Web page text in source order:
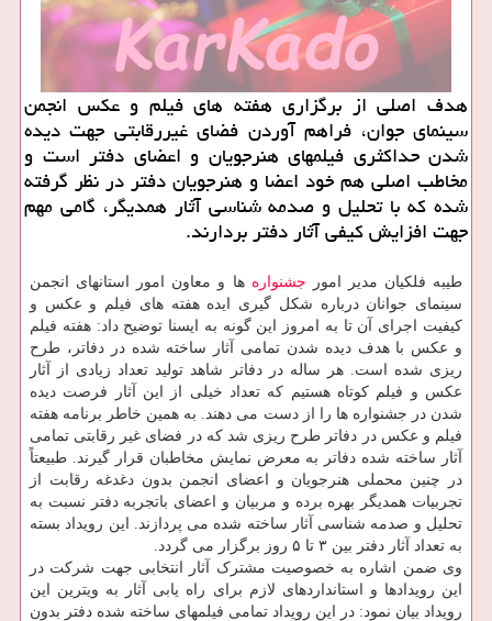
هدف اصلی از برگزاری هفته های فیلم و عکس انجمن
سینمای جوان، فراهم آوردن فضای غیررقابتی جهت دیده
شدن حداکثری فیلمهای هنرجویان و اعضای دفتر است و
مخاطب اصلی هم خود اعضا و هنرجویان دفتر در نظر گرفته
شده که با تحلیل و صدمه شناسی آثار همدیگر، گامی مهم
جهت افزایش کیفی آثار دفتر بردارند.
طیبه فلکیان مدیر امور جشنواره ها و معاون امور استانهای انجمن
سینمای جوانان درباره شکل گیری ایده هفته های فیلم و عکس و
کیفیت اجرای آن تا به امروز این گونه به ایسنا توضیح داد: هفته فیلم
و عکس با هدف دیده شدن تمامی آثار ساخته شده در دفاتر، طرح
ریزی شده است. هر ساله در دفاتر شاهد تولید تعداد زیادی از آثار
عکس و فیلم کوتاه هستیم که تعداد خیلی از این آثار فرصت دیده
شدن در جشنواره ها را از دست می دهند. به همین خاطر برنامه هفته
فیلم و عکس در دفاتر طرح ریزی شد که در فضای غیر رقابتی تمامی
آثار ساخته شده دفاتر به معرض نمایش مخاطبان قرار گیرند. طبیعتاً
در چنین محملی هنرجویان و اعضای انجمن بدون دغدغه رقابت از
تجربیات همدیگر بهره برده و مربیان و اعضای باتجربه دفتر نسبت به
تحلیل و صدمه شناسی آثار ساخته شده می پردازند. این رویداد بسته
به تعداد آثار دفتر بین ۳ تا ۵ روز برگزار می گردد.
وی ضمن اشاره به خصوصیت مشترک آثار انتخابی جهت شرکت در
این رویدادها و استانداردهای لازم برای راه یابی آثار به ویترین این
رویداد بیان نمود: در این رویداد تمامی فیلمهای ساخته شده دفتر بدون